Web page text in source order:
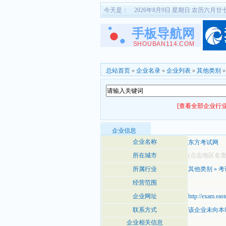
今天是： 2026年8月9日 星期日 农历六月廿
总站首页 » 企业名录 » 企业列表 » 其他类别
[查看全部企业行
企业信息
企业名称
东方考试网
所在城市
(点击地区名
所属行业
其他类别 » 考
经营范围
企业网址
http://
联系方式
该企业未向
企业相关信息